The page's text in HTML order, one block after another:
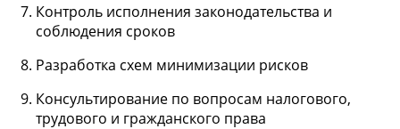
Контроль исполнения законодательства и
соблюдения сроков
Разработка схем минимизации рисков
Консультирование по вопросам налогового,
трудового и гражданского права